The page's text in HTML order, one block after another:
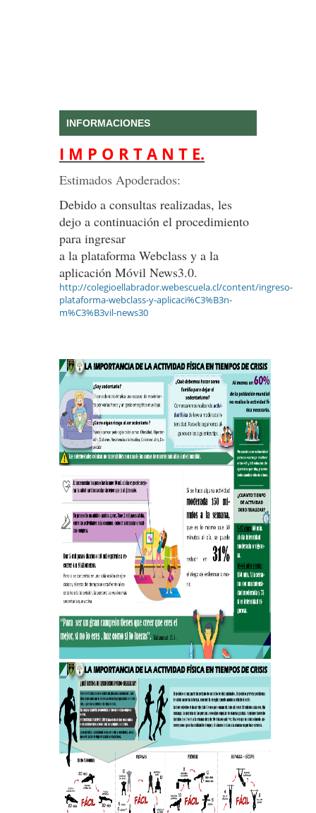
INFORMACIONES
I M P O R T A N T E.
Estimados Apoderados:
Debido a consultas realizadas, les
dejo a continuación el procedimiento
para ingresar
a la plataforma Webclass y a la
aplicación Móvil News3.0.
http://colegioellabrador.webescuela.cl/content/ingreso-
plataforma-webclass-y-aplicaci%C3%B3n-
m%C3%B3vil-news30